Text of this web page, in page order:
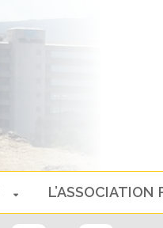
L’ASSOCIATION